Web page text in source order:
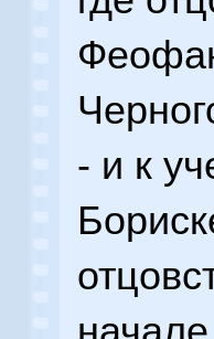
- и к